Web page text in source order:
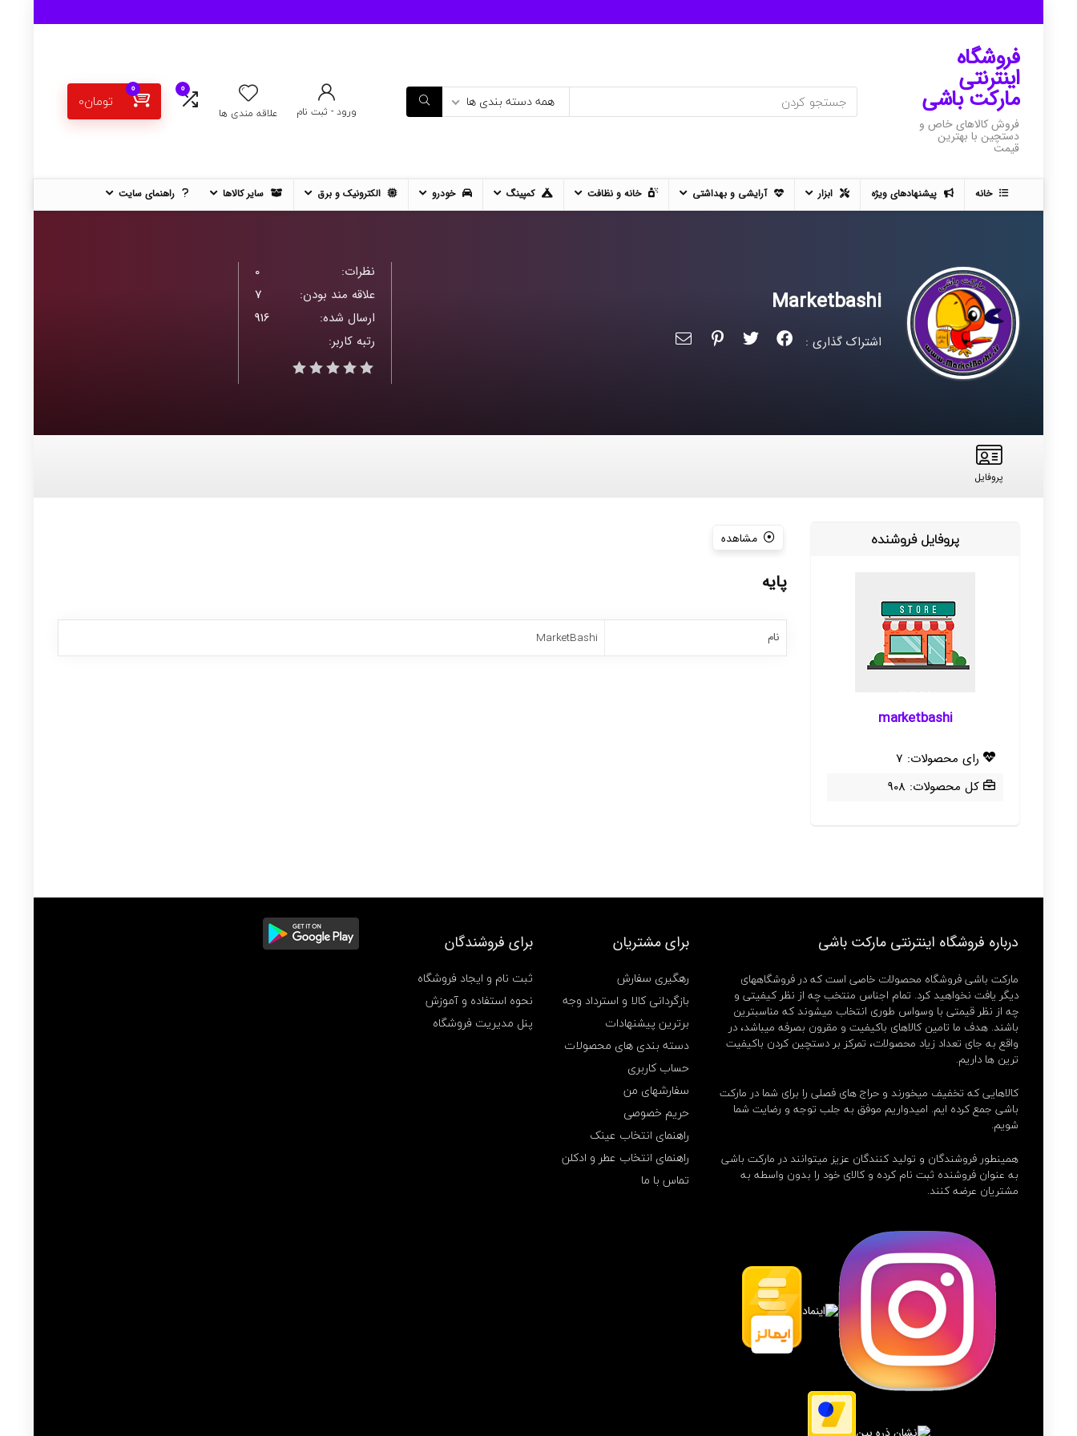
فروشگاه
اینترنتی
مارکت باشی
فروش کالاهای خاص و
دستچین با بهترین
قیمت
همه دسته بندی ها
ورود - ثبت نام علاقه مندی ها
0
0
تومان0
خانه پیشنهادهای ویژه ابزار آرایشی و بهداشتی خانه و نظافت کمپینگ خودرو الکترونیک و برق سایر کالاها راهنمای سایت
Marketbashi
اشتراک گذاری :
نظرات:
0
علاقه مند بودن:
7
ارسال شده:
916
رتبه کاربر:
پروفایل
پروفایل فروشنده
marketbashi
رای محصولات: 7
کل محصولات: 908
مشاهده
پایه
نام MarketBashi
درباره فروشگاه اینترنتی مارکت باشی
مارکت باشی فروشگاه محصولات خاصی است که در فروشگاههای
دیگر یافت نخواهید کرد. تمام اجناس منتخب چه از نظر کیفیتی و
چه از نظر قیمتی با وسواس طوری انتخاب میشوند که مناسبترین
باشند. هدف ما تامین کالاهای باکیفیت و مقرون بصرفه میباشد، در
واقع به جای تعداد زیاد محصولات، تمرکز بر دستچین کردن باکیفیت
ترین ها داریم.
کالاهایی که تخفیف میخورند و حراج های فصلی را برای شما در مارکت
باشی جمع کرده ایم. امیدواریم موفق به جلب توجه و رضایت شما
شویم.
همینطور فروشندگان و تولید کنندگان عزیز میتوانند در مارکت باشی
به عنوان فروشنده ثبت نام کرده و کالای خود را بدون واسطه به
مشتریان عرضه کنند.
برای مشتریان
رهگیری سفارش
بازگردانی کالا و استرداد وجه
برترین پیشنهادات
دسته بندی های محصولات
حساب کاربری
سفارشهای من
حریم خصوصی
راهنمای انتخاب عینک
راهنمای انتخاب عطر و ادکلن
تماس با ما
برای فروشندگان
ثبت نام و ایجاد فروشگاه
نحوه استفاده و آموزش
پنل مدیریت فروشگاه